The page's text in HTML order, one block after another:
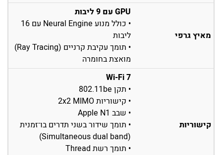
מאיץ גרפי
GPU עם 9 ליבות
• כולל מנוע Neural Engine עם 16
ליבות
• תומך עקיבת קרניים (Ray Tracing)
מואצת בחומרה
קישוריות
Wi-Fi 7
• תקן 802.11be
• קישוריות 2x2 MIMO
• שבב Apple N1
• תומך שידור בשני תדרים בו־זמנית
(Simultaneous dual band)
• תומך רשת Thread